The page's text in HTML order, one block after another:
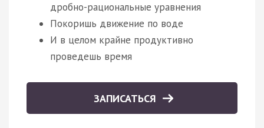
дробно-рациональные уравнения
Покоришь движение по воде
И в целом крайне продуктивно
проведешь время
ЗАПИСАТЬСЯ